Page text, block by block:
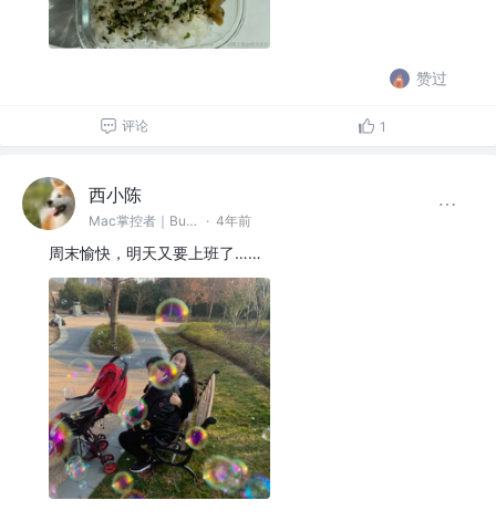
赞过
评论 1
西小陈
Mac掌控者｜Bug缔造和毁灭者 @中通科技 · 4年前
周末愉快，明天又要上班了……